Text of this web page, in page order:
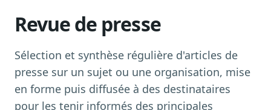
Transcriptions IA
Toutes les séances AN/Sénat transcrites
Synthèses IA
Résumés automatiques des dossiers longs
Veille des matinales radio
9 interviews politiques, analysées avant 10 h
Revue de presse
Sélection et synthèse régulière d'articles de
presse sur un sujet ou une organisation, mise
en forme puis diffusée à des destinataires
pour les tenir informés des principales